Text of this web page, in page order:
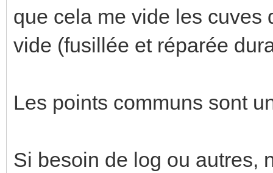
que cela me vide les cuves
vide (fusillée et réparée
Les points communs sont
Si besoin de log ou autres,